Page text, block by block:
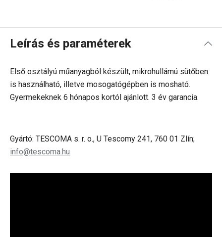
Leírás és paraméterek
Első osztályú műanyagból készült, mikrohullámú sütőben
is használható, illetve mosogatógépben is mosható.
Gyermekeknek 6 hónapos kortól ajánlott. 3 év garancia.
Gyártó: TESCOMA s. r. o., U Tescomy 241, 760 01 Zlín;
info@tescoma.hu